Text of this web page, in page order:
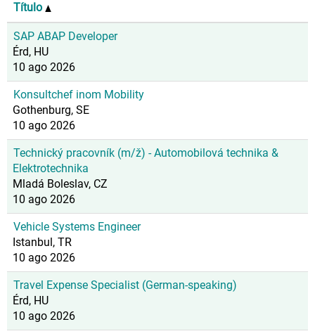
Título
SAP ABAP Developer
Érd, HU
10 ago 2026
Konsultchef inom Mobility
Gothenburg, SE
10 ago 2026
Technický pracovník (m/ž) - Automobilová technika &
Elektrotechnika
Mladá Boleslav, CZ
10 ago 2026
Vehicle Systems Engineer
Istanbul, TR
10 ago 2026
Travel Expense Specialist (German-speaking)
Érd, HU
10 ago 2026